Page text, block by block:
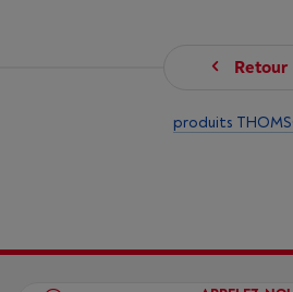
Retour
produits